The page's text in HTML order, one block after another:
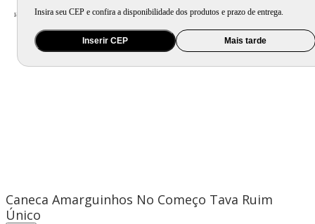
Insira seu CEP e confira a disponibilidade dos produtos e prazo de entrega.
Inserir CEP Mais tarde
Home Presentes / Presente Criativo / Caneca Amarguinhos No Começo Tava Ruim
Caneca Amarguinhos No Começo Tava Ruim
Único